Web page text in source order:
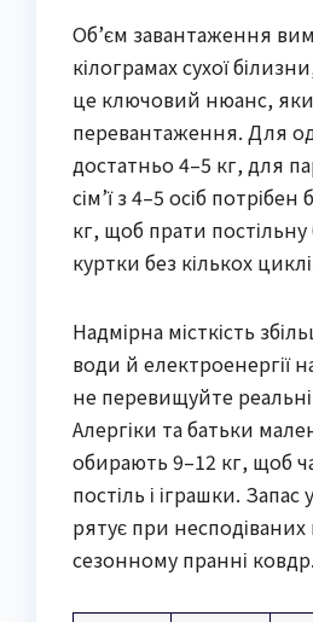
Об’єм завантаження
кілограмах сухої
це ключовий нюанс,
перевантаження. Для
достатньо 4–5 кг, для
сім’ї з 4–5 осіб
кг, щоб прати постільну
куртки без кількох
Надмірна місткість
води й електроенергії
не перевищуйте
Алергіки та батьки
обирають 9–12 кг, щоб
постіль і іграшки.
рятує при несподіваних
сезонному пранні ковдр.